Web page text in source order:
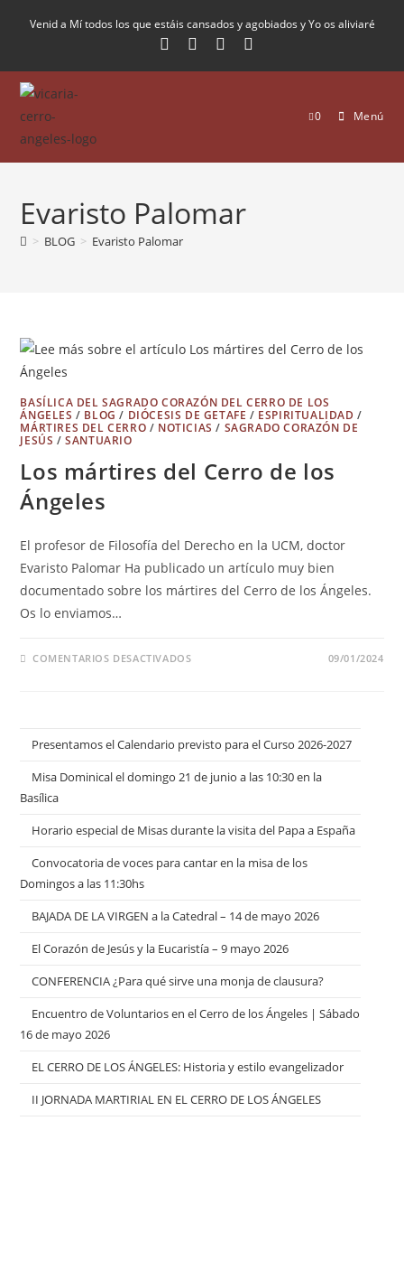
Venid a Mí todos los que estáis cansados y agobiados y Yo os aliviaré
0 Menú
Evaristo Palomar
> BLOG > Evaristo Palomar
BASÍLICA DEL SAGRADO CORAZÓN DEL CERRO DE LOS
ÁNGELES / BLOG / DIÓCESIS DE GETAFE / ESPIRITUALIDAD /
MÁRTIRES DEL CERRO / NOTICIAS / SAGRADO CORAZÓN DE
JESÚS /SANTUARIO
Los mártires del Cerro de los
Ángeles
El profesor de Filosofía del Derecho en la UCM, doctor
Evaristo Palomar Ha publicado un artículo muy bien
documentado sobre los mártires del Cerro de los Ángeles.
Os lo enviamos…
COMENTARIOS DESACTIVADOS 09/01/2024
Presentamos el Calendario previsto para el Curso 2026-2027
Misa Dominical el domingo 21 de junio a las 10:30 en la
Basílica
Horario especial de Misas durante la visita del Papa a España
Convocatoria de voces para cantar en la misa de los
Domingos a las 11:30hs
BAJADA DE LA VIRGEN a la Catedral – 14 de mayo 2026
El Corazón de Jesús y la Eucaristía – 9 mayo 2026
CONFERENCIA ¿Para qué sirve una monja de clausura?
Encuentro de Voluntarios en el Cerro de los Ángeles | Sábado
16 de mayo 2026
EL CERRO DE LOS ÁNGELES: Historia y estilo evangelizador
II JORNADA MARTIRIAL EN EL CERRO DE LOS ÁNGELES